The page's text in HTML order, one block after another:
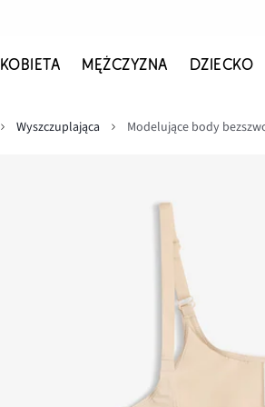
KOBIETA MĘŻCZYZNA DZIECKO
Wyszczuplająca Modelujące body